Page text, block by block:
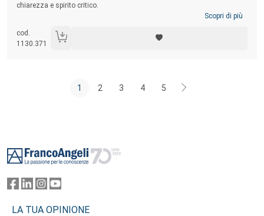
chiarezza e spirito critico.
Scopri di più
cod.
1130.371
1 2 3 4 5
LA TUA OPINIONE